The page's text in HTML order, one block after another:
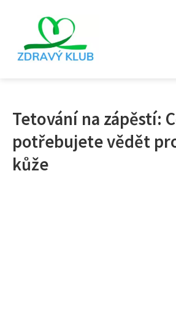
Tetování na zápěstí:
potřebujete vědět
kůže